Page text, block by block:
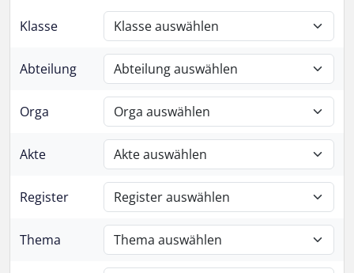
Klasse
Abteilung
Orga
Akte
Register
Thema